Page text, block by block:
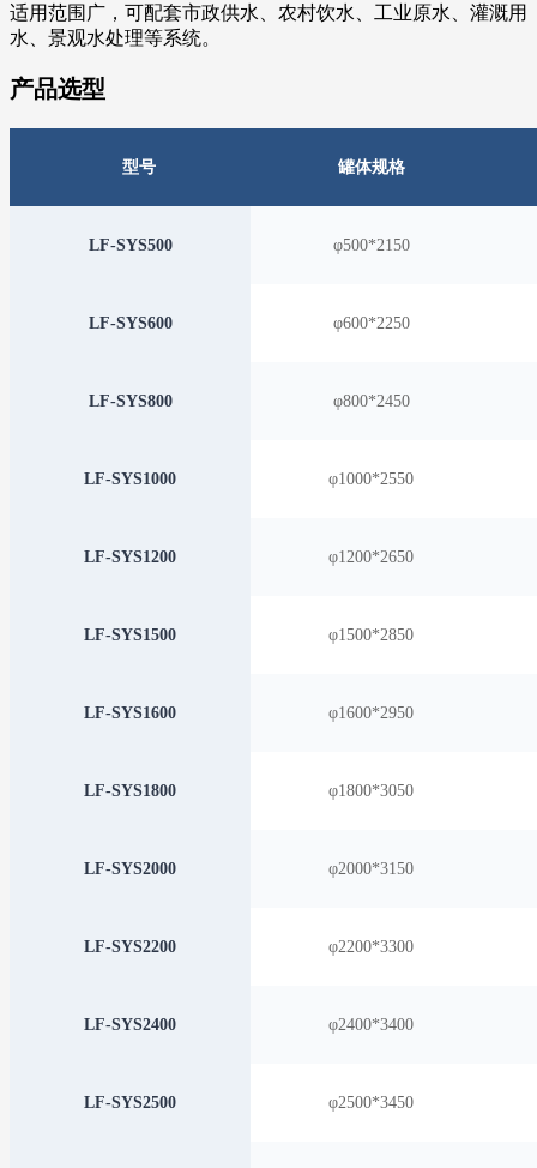
适用范围广，可配套市政供水、农村饮水、工业原水、灌溉用
水、景观水处理等系统。
产品选型
型号 罐体规格
LF-SYS500 φ500*2150
LF-SYS600 φ600*2250
LF-SYS800 φ800*2450
LF-SYS1000 φ1000*2550
LF-SYS1200 φ1200*2650
LF-SYS1500 φ1500*2850
LF-SYS1600 φ1600*2950
LF-SYS1800 φ1800*3050
LF-SYS2000 φ2000*3150
LF-SYS2200 φ2200*3300
LF-SYS2400 φ2400*3400
LF-SYS2500 φ2500*3450